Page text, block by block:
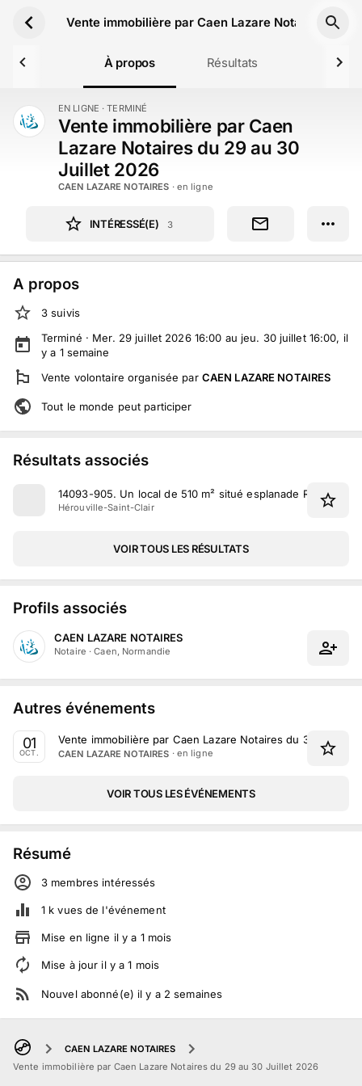
Vente immobilière par Caen Lazare Notaires du
À propos Résultats
TERMINÉ EN LIGNE · TERMINÉ
Vente immobilière par Caen
Lazare Notaires du 29 au 30
Juillet 2026
CAEN LAZARE NOTAIRES · en ligne
INTÉRESSÉ(E) 3
A propos
3 suivis
Terminé · Mer. 29 juillet 2026 16:00 au jeu. 30 juillet 16:00, il
y a 1 semaine
Vente volontaire organisée par CAEN LAZARE NOTAIRES
Tout le monde peut participer
Résultats associés
14093-905. Un local de 510 m² situé esplanade Rabelais à
Hérouville-Saint-Clair
VOIR TOUS LES RÉSULTATS
Profils associés
CAEN LAZARE NOTAIRES
Notaire ·Caen, Normandie
Autres événements
01
OCT.
Vente immobilière par Caen Lazare Notaires du 30
CAEN LAZARE NOTAIRES · en ligne
VOIR TOUS LES ÉVÉNEMENTS
Résumé
3 membres intéressés
1 k vues de l'événement
Mise en ligne il y a 1 mois
Mise à jour il y a1 mois
Nouvel abonné(e) il y a 2 semaines
CAEN LAZARE NOTAIRES
Vente immobilière par Caen Lazare Notaires du 29 au 30 Juillet 2026